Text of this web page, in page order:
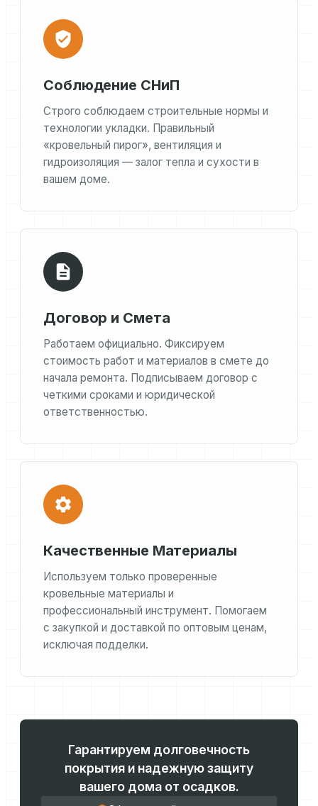
Соблюдение СНиП
Строго соблюдаем строительные нормы и
технологии укладки. Правильный
«кровельный пирог», вентиляция и
гидроизоляция — залог тепла и сухости в
вашем доме.
Договор и Смета
Работаем официально. Фиксируем
стоимость работ и материалов в смете до
начала ремонта. Подписываем договор с
четкими сроками и юридической
ответственностью.
Качественные Материалы
Используем только проверенные
кровельные материалы и
профессиональный инструмент. Помогаем
с закупкой и доставкой по оптовым ценам,
исключая подделки.
Гарантируем долговечность
покрытия и надежную защиту
вашего дома от осадков.